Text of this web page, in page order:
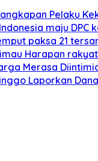
Pelaku
maju
paksa 21
Harapan
Merasa
Laporkan